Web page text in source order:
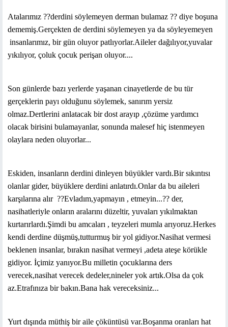
Atalarımız ??derdini söylemeyen derman bulamaz ?? diye boşuna
dememiş.Gerçekten de derdini söylemeyen ya da söyleyemeyen
insanlarımız, bir gün oluyor patlıyorlar.Aileler dağılıyor,yuvalar
yıkılıyor, çoluk çocuk perişan oluyor....
Son günlerde bazı yerlerde yaşanan cinayetlerde de bu tür
gerçeklerin payı olduğunu söylemek, sanırım yersiz
olmaz.Dertlerini anlatacak bir dost arayıp ,çözüme yardımcı
olacak birisini bulamayanlar, sonunda malesef hiç istenmeyen
olaylara neden oluyorlar...
Eskiden, insanların derdini dinleyen büyükler vardı.Bir sıkıntısı
olanlar gider, büyüklere derdini anlatırdı.Onlar da bu aileleri
karşılarına alır ??Evladım,yapmayın , etmeyin...?? der,
nasihatleriyle onların aralarını düzeltir, yuvaları yıkılmaktan
kurtarırlardı.Şimdi bu amcaları , teyzeleri mumla arıyoruz.Herkes
kendi derdine düşmüş,tutturmuş bir yol gidiyor.Nasihat vermesi
beklenen insanlar, bırakın nasihat vermeyi ,adeta ateşe körükle
gidiyor. İçimiz yanıyor.Bu milletin çocuklarına ders
verecek,nasihat verecek dedeler,nineler yok artık.Olsa da çok
az.Etrafınıza bir bakın.Bana hak vereceksiniz...
Yurt dışında müthiş bir aile çöküntüsü var.Boşanma oranları hat